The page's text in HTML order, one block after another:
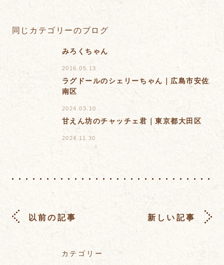
同じカテゴリーのブログ
みろくちゃん
2016.05.13
ラグドールのシェリーちゃん｜広島市安佐
南区
2024.03.10
甘えん坊のチャッチェ君｜東京都大田区
2024.11.30
以前の記事 新しい記事
カテゴリー